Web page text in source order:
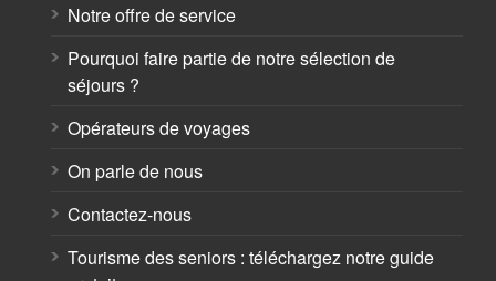
Notre offre de service
Pourquoi faire partie de notre sélection de
séjours ?
Opérateurs de voyages
On parle de nous
Contactez-nous
Tourisme des seniors : téléchargez notre guide